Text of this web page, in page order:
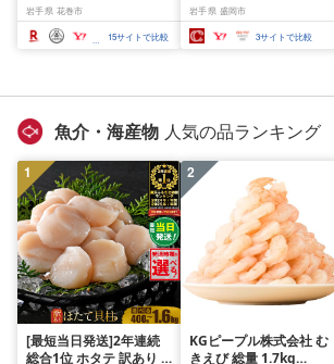
500g / 1kg 定期便 毎月
届く 牛肉 肉 BBQ ふるさ
と 人気 ランキング 岩手
岩手県 花巻市
15サイトで比較
グ 合挽き 合い挽き 黒毛
和牛 人気 冷凍 個包装 小
分け 冷凍 牛肉 豚肉 和牛
お弁当 hannba-gu ラン
手県 盛岡市 東北 岩手 盛
岩手県 盛岡市
3サイトで比較
魚介・海産物 人気の品ランキング
1
[最短当日発送]2年連続
総合1位 ホタテ 訳あり (
2
KGピープル株式会社 む
きえび 総量 1.7kg